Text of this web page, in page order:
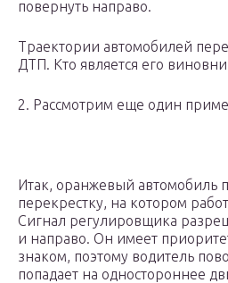
повернуть направо.
Траектории автомобилей
ДТП. Кто является его
2. Рассмотрим еще один
Итак, оранжевый автомобиль
перекрестку, на котором
Сигнал регулировщика
и направо. Он имеет
знаком, поэтому водитель
попадает на одностороннее